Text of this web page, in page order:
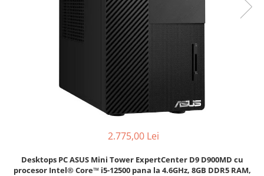
Incarcatoare laptop
Incarcatoare laptop refurbished
Standuri și Coolere Laptop
Componente Renew/Refurbished
Placi de baza REFURBISHED
PC All-in-One
Calculatoare All-in-One NOI
2.775,00 Lei
Desktops PC ASUS Mini Tower ExpertCenter D9 D900MD cu
procesor Intel® Core™ i5-12500 pana la 4.6GHz, 8GB DDR5 RAM,